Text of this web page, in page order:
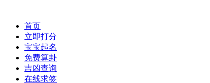
首页
立即打分
宝宝起名
免费算卦
吉凶查询
在线求签